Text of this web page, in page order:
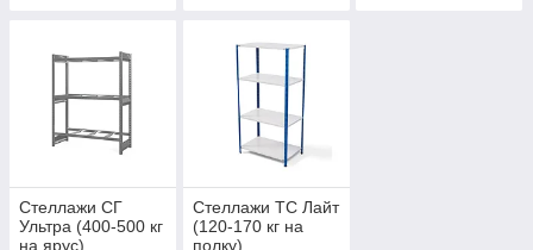
Стеллажи СГ
Ультра (400-500 кг
на ярус)
Стеллажи ТС Лайт
(120-170 кг на
полку)